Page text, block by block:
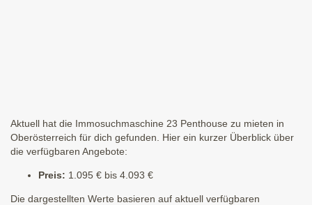
Aktuell hat die Immosuchmaschine 23 Penthouse zu mieten in
Oberösterreich für dich gefunden. Hier ein kurzer Überblick über
die verfügbaren Angebote:
Preis: 1.095 € bis 4.093 €
Die dargestellten Werte basieren auf aktuell verfügbaren